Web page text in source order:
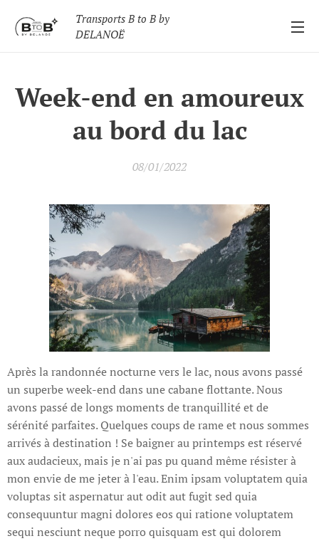
Transports B to B by
DELANOË
Week-end en amoureux
au bord du lac
08/01/2022
Après la randonnée nocturne vers le lac, nous avons passé
un superbe week-end dans une cabane flottante. Nous
avons passé de longs moments de tranquillité et de
sérénité parfaites. Quelques coups de rame et nous sommes
arrivés à destination ! Se baigner au printemps est réservé
aux audacieux, mais je n'ai pas pu quand même résister à
mon envie de me jeter à l'eau. Enim ipsam voluptatem quia
voluptas sit aspernatur aut odit aut fugit sed quia
consequuntur magni dolores eos qui ratione voluptatem
sequi nesciunt neque porro quisquam est qui dolorem